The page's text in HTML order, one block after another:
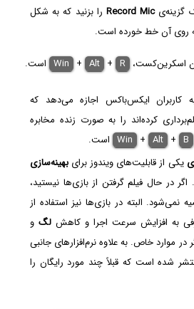
گزینه‌یRecord Mic را بزنید که به شکل
روی آن خط خورده است.
اسکرین‌کست، Win + Alt + R است.
کاربران ایکس‌باکس اجازه می‌دهد که
کرده‌اند را به صورت زنده مخابره
Win + Alt + B
است.
یکی از قابلیت‌های ویندوز برای بهینه‌سازی
در حال فیلم گرفتن از بازی‌ها نیستید،
نمی‌شود. البته در بازی‌ها نیز استفاده از
لگ و
در موارد خاص. به علاوه نرم‌افزارهای جانبی
شده است که قبلاً چند مورد رایگان را